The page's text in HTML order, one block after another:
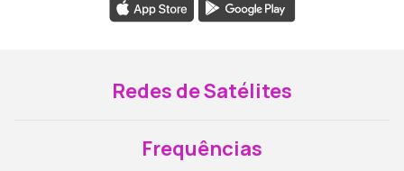
Redes de Satélites
Frequências